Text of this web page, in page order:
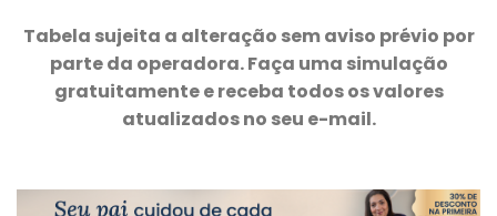
Tabela sujeita a alteração sem aviso prévio por
parte da operadora. Faça uma simulação
gratuitamente e receba todos os valores
atualizados no seu e-mail.